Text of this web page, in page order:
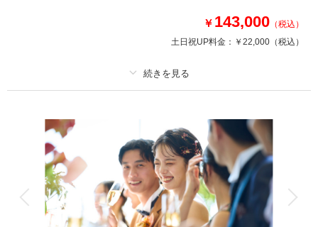
このプランで撮影可能な撮影レポート
撮影日：2026年4月13日
相談予約する
来店・オンライン
撮影日の空き
を確認する
￥ 143,000 （税込）
土日祝UP料金： ￥22,000 （税込）
撮影料 新郎衣装1着
着付け ヘアメイク 小物一式
アルバム データ 100 カット 台紙付写真
衣装追加 会食
家族と撮影 家族用衣装レンタル ペットと撮影